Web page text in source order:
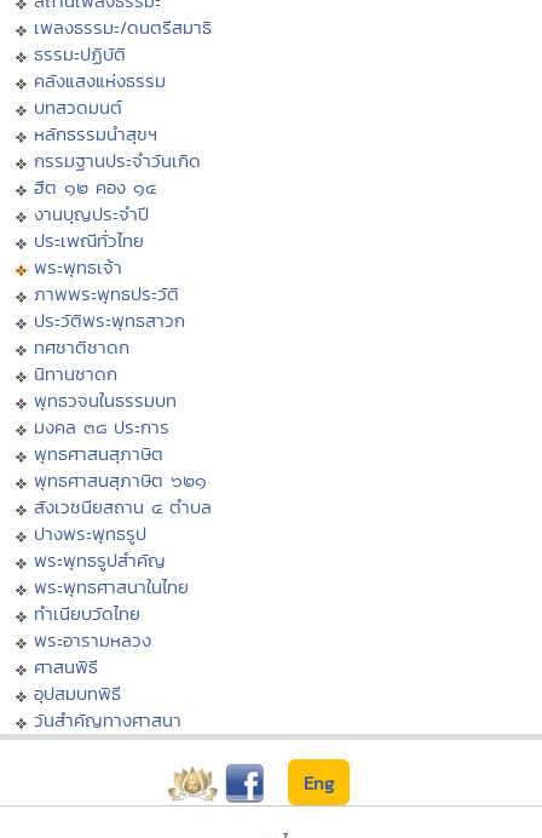
เพลงธรรมะ/ดนตรีสมาธิ
ธรรมะปฏิบัติ
คลังแสงแห่งธรรม
บทสวดมนต์
หลักธรรมนำสุขฯ
กรรมฐานประจำวันเกิด
ฮีต ๑๒ คอง ๑๔
งานบุญประจำปี
ประเพณีทั่วไทย
พระพุทธเจ้า
ภาพพระพุทธประวัติ
ประวัติพระพุทธสาวก
ทศชาติชาดก
นิทานชาดก
พุทธวจนในธรรมบท
มงคล ๓๘ ประการ
พุทธศาสนสุภาษิต
พุทธศาสนสุภาษิต ๖๒๑
สังเวชนียสถาน ๔ ตำบล
ปางพระพุทธรูป
พระพุทธรูปสำคัญ
พระพุทธศาสนาในไทย
ทำเนียบวัดไทย
พระอารามหลวง
ศาสนพิธี
อุปสมบทพิธี
วันสำคัญทางศาสนา
Eng